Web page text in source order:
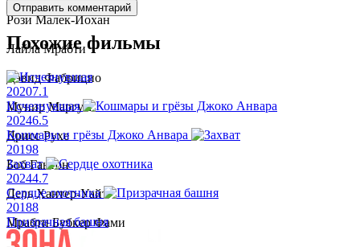
Рози Малек-Йохан
Лайла Мрабти
Дэвид Фабрицио
Мунир Маргум
Дрисс Рухе
Боб Гантон
Дель Хантер-Уайт
Мрабти Бубкер Фами
Отправить комментарий
Похожие фильмы
20207.1
Исчезнувшая
20246.5
Кошмары и грёзы Джоко Анвара
20198
Захват
20244.7
Сердце охотника
20188
Призрачная башня